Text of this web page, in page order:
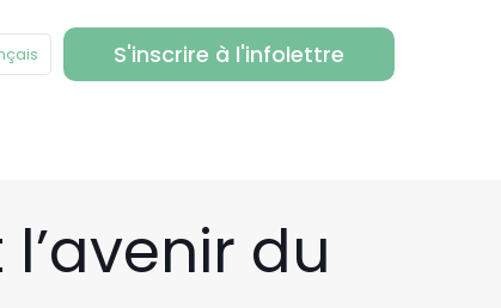
S'inscrire à l'infolettre
du